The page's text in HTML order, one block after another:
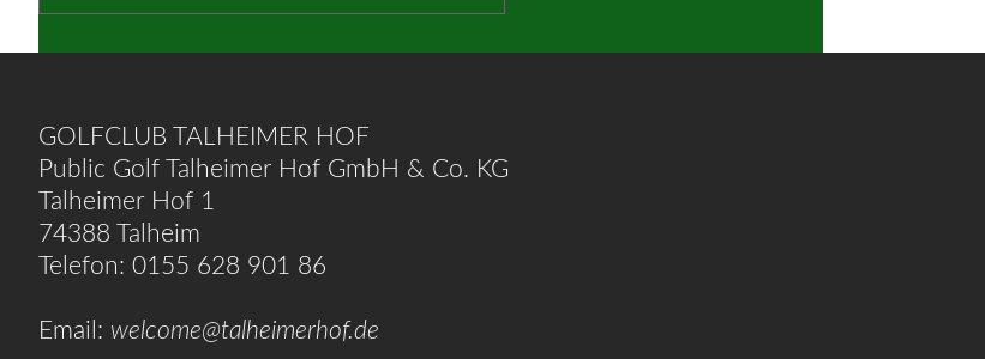
GOLFCLUB TALHEIMER HOF
Public Golf Talheimer Hof GmbH & Co. KG
Talheimer Hof 1
74388 Talheim
Telefon: 0155 628 901 86
Email: welcome@talheimerhof.de